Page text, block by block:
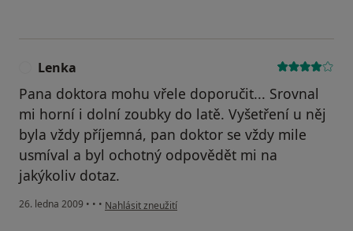
Lenka
Pana doktora mohu vřele doporučit... Srovnal
mi horní i dolní zoubky do latě. Vyšetření u něj
byla vždy příjemná, pan doktor se vždy mile
usmíval a byl ochotný odpovědět mi na
jakýkoliv dotaz.
26. ledna 2009 • • • podle názoru uživatele Lenka
Nahlásit zneužití